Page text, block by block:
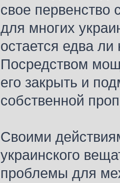
свое первенство
для многих
остается едва
Посредством
его закрыть и
собственной
Своими
украинского
проблемы для